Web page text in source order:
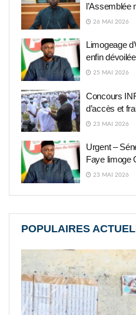
l’Assemblée
26 MAI 2026
Limogeage
enfin dévoilée
25 MAI 2026
Concours
d’accès et
23 MAI 2026
Urgent –
Faye limoge
23 MAI 2026
POPULAIRES